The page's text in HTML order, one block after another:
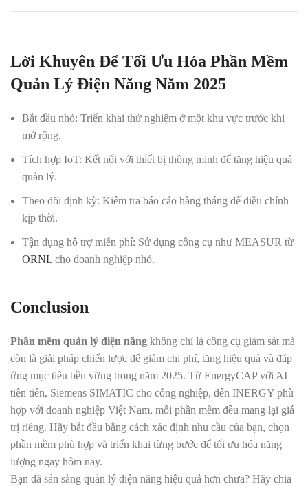
Lời Khuyên Để Tối Ưu Hóa Phần Mềm
Quản Lý Điện Năng Năm 2025
Bắt đầu nhỏ: Triển khai thử nghiệm ở một khu vực trước khi
mở rộng.
Tích hợp IoT: Kết nối với thiết bị thông minh để tăng hiệu quả
quản lý.
Theo dõi định kỳ: Kiểm tra báo cáo hàng tháng để điều chỉnh
kịp thời.
Tận dụng hỗ trợ miễn phí: Sử dụng công cụ như MEASUR từ
ORNL cho doanh nghiệp nhỏ.
Conclusion
Phần mềm quản lý điện năng không chỉ là công cụ giám sát mà
còn là giải pháp chiến lược để giảm chi phí, tăng hiệu quả và đáp
ứng mục tiêu bền vững trong năm 2025. Từ EnergyCAP với AI
tiên tiến, Siemens SIMATIC cho công nghiệp, đến INERGY phù
hợp với doanh nghiệp Việt Nam, mỗi phần mềm đều mang lại giá
trị riêng. Hãy bắt đầu bằng cách xác định nhu cầu của bạn, chọn
phần mềm phù hợp và triển khai từng bước để tối ưu hóa năng
lượng ngay hôm nay.
Bạn đã sẵn sàng quản lý điện năng hiệu quả hơn chưa? Hãy chia